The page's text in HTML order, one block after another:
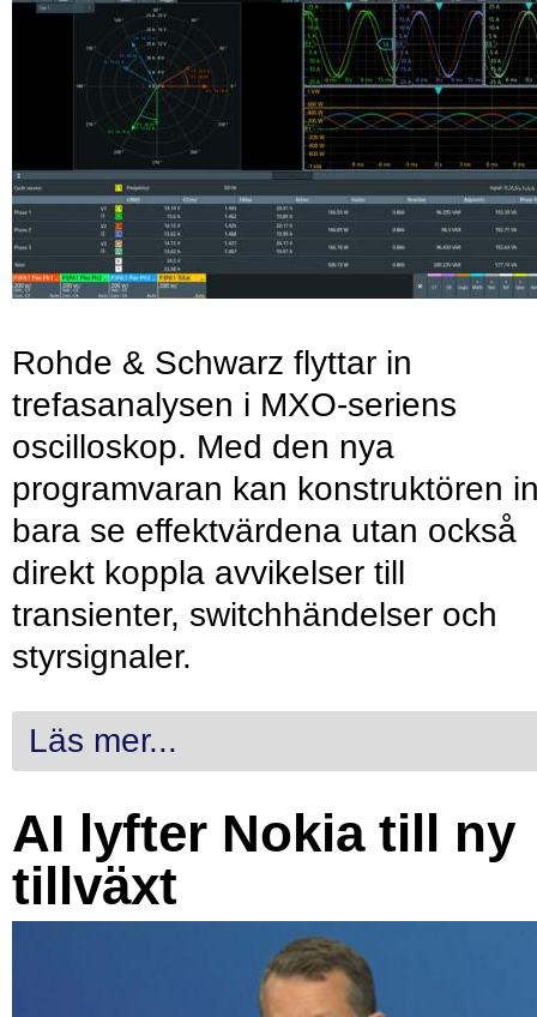
Rohde & Schwarz flyttar in
trefasanalysen i MXO-seriens
oscilloskop. Med den nya
programvaran kan konstruktören
bara se effektvärdena utan också
direkt koppla avvikelser till
transienter, switchhändelser och
styrsignaler.
Läs mer...
AI lyfter Nokia till ny
tillväxt